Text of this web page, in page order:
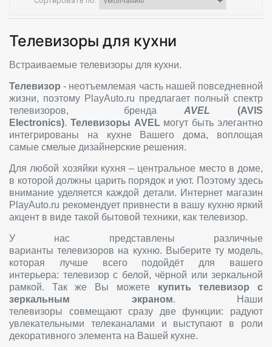
Телевизоры для кухни
Встраиваемые телевизоры для кухни.
Телевизор - неотъемлемая часть нашей повседневной
жизни, поэтому PlayAuto.ru предлагает полный спектр
телевизоров, бренда AVEL (AVIS
Electronics). Телевизоры AVELмогут быть элегантно
интегрированы на кухне Вашего дома, воплощая
самые смелые дизайнерские решения.
Для любой хозяйки кухня – центральное место в доме,
в которой должны царить порядок и уют. Поэтому здесь
внимание уделяется каждой детали. Интернет магазин
PlayAuto.ru рекомендует привнести в вашу кухню яркий
акцент в виде такой бытовой техники, как телевизор.
У нас представлены различные
варианты телевизоров на кухню. Выберите ту модель,
которая лучше всего подойдёт для вашего
интерьера: телевизор с белой, чёрной или зеркальной
рамкой. Так же Вы можете купить телевизор с
зеркальным экраном. Наши
телевизоры совмещают сразу две функции: радуют
увлекательными телеканалами и выступают в роли
декоративного элемента на Вашей кухне.